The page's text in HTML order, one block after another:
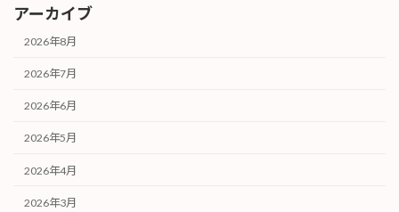
アーカイブ
2026年8月
2026年7月
2026年6月
2026年5月
2026年4月
2026年3月